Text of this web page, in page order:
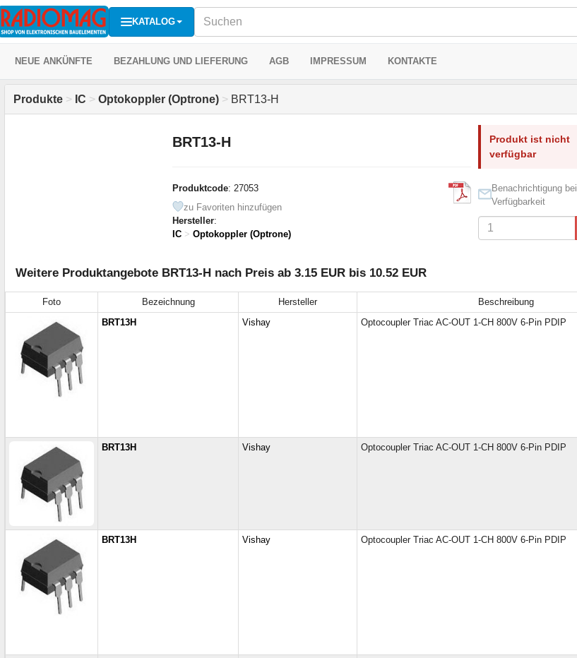
KATALOG
NEUE ANKÜNFTE BEZAHLUNG UND LIEFERUNG AGB IMPRESSUM KONTAKTE
Produkte > IC > Optokoppler (Optrone) > BRT13-H
BRT13-H
Produktcode: 27053
zu Favoriten hinzufügen
Hersteller:
IC > Optokoppler (Optrone)
Produkt ist nicht
verfügbar
Benachrichtigung bei
Verfügbarkeit
Weitere Produktangebote BRT13-H nach Preis ab 3.15 EUR bis 10.52 EUR
Foto Bezeichnung Hersteller Beschreibung
BRT13H
Vishay Optocoupler Triac AC-OUT 1-CH 800V 6-Pin PDIP
BRT13H Vishay Optocoupler Triac AC-OUT 1-CH 800V 6-Pin PDIP
BRT13H Vishay Optocoupler Triac AC-OUT 1-CH 800V 6-Pin PDIP